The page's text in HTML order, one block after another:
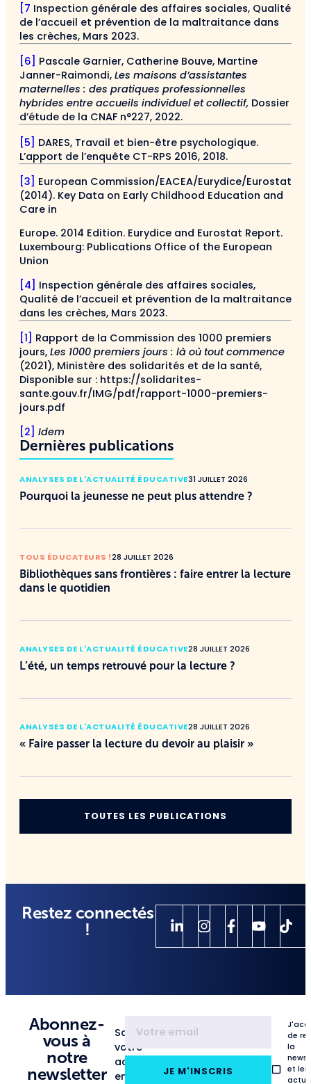
[7 Inspection générale des affaires sociales, Qualité
de l’accueil et prévention de la maltraitance dans
les crèches, Mars 2023.
[6] Pascale Garnier, Catherine Bouve, Martine
Janner-Raimondi, Les maisons d’assistantes
maternelles : des pratiques professionnelles
hybrides entre accueils individuel et collectif, Dossier
d’étude de la CNAF n°227, 2022.
[5] DARES, Travail et bien-être psychologique.
L’apport de l’enquête CT-RPS 2016, 2018.
[3] European Commission/EACEA/Eurydice/Eurostat
(2014). Key Data on Early Childhood Education and
Care in
Europe. 2014 Edition. Eurydice and Eurostat Report.
Luxembourg: Publications Office of the European
Union
[4] Inspection générale des affaires sociales,
Qualité de l’accueil et prévention de la maltraitance
dans les crèches, Mars 2023.
[1] Rapport de la Commission des 1000 premiers
jours, Les 1000 premiers jours : là où tout commence
(2021), Ministère des solidarités et de la santé,
Disponible sur : https://solidarites-
sante.gouv.fr/IMG/pdf/rapport-1000-premiers-
jours.pdf
[2] Idem
Dernières publications
ANALYSES DE L'ACTUALITÉ ÉDUCATIVE31 JUILLET 2026
Pourquoi la jeunesse ne peut plus attendre ?
TOUS ÉDUCATEURS !28 JUILLET 2026
Bibliothèques sans frontières : faire entrer la lecture
dans le quotidien
ANALYSES DE L'ACTUALITÉ ÉDUCATIVE28 JUILLET 2026
L’été, un temps retrouvé pour la lecture ?
ANALYSES DE L'ACTUALITÉ ÉDUCATIVE28 JUILLET 2026
« Faire passer la lecture du devoir au plaisir »
TOUTES LES PUBLICATIONS
Restez connectés
!
Abonnez-
vous à
notre
newsletter
Saisissez
votre
adresse
email
JE M'INSCRIS
de
la
et les